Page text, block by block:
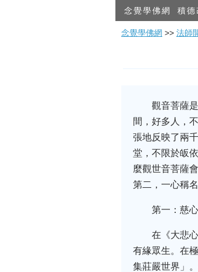
念覺學佛網 積德
念覺學佛網 >> 法師
觀音菩薩
間，好多人，
張地反映了兩
堂，不限於皈
麼觀世音菩薩
第二，一心稱
第一：慈
在《大悲
有緣眾生。在
集莊嚴世界」